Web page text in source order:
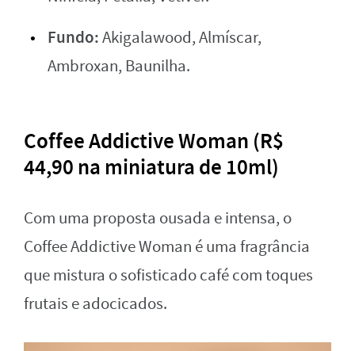
Fundo:Akigalawood, Almíscar,
Ambroxan, Baunilha.
Coffee Addictive Woman (R$
44,90 na miniatura de 10ml)
Com uma proposta ousada e intensa, o
Coffee Addictive Woman é uma fragrância
que mistura o sofisticado café com toques
frutais e adocicados.